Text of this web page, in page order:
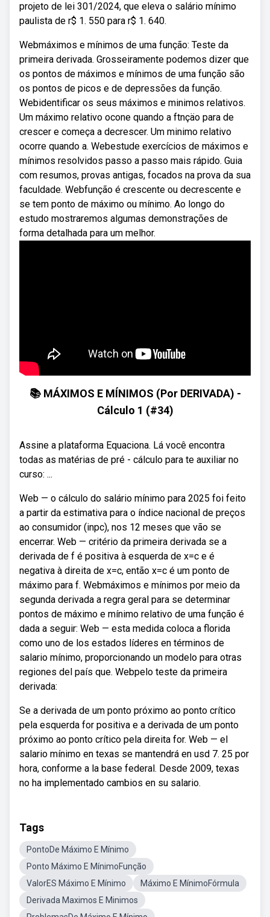
projeto de lei 301/2024, que eleva o salário mínimo
paulista de r$ 1. 550 para r$ 1. 640.
Webmáximos e mínimos de uma função: Teste da
primeira derivada. Grosseiramente podemos dizer que
os pontos de máximos e mínimos de uma função são
os pontos de picos e de depressões da função.
Webidentificar os seus máximos e minimos relativos.
Um máximo relativo ocone quando a ftnçäo para de
crescer e começa a decrescer. Um minimo relativo
ocorre quando a. Webestude exercícios de máximos e
mínimos resolvidos passo a passo mais rápido. Guia
com resumos, provas antigas, focados na prova da sua
faculdade. Webfunção é crescente ou decrescente e
se tem ponto de máximo ou mínimo. Ao longo do
estudo mostraremos algumas demonstrações de
forma detalhada para um melhor.
📚 MÁXIMOS E MÍNIMOS (Por DERIVADA) -
Cálculo 1 (#34)
Assine a plataforma Equaciona. Lá você encontra
todas as matérias de pré - cálculo para te auxiliar no
curso: ...
Web — o cálculo do salário mínimo para 2025 foi feito
a partir da estimativa para o índice nacional de preços
ao consumidor (inpc), nos 12 meses que vão se
encerrar. Web — critério da primeira derivada se a
derivada de f é positiva à esquerda de x=c e é
negativa à direita de x=c, então x=c é um ponto de
máximo para f. Webmáximos e mínimos por meio da
segunda derivada a regra geral para se determinar
pontos de máximo e mínimo relativo de uma função é
dada a seguir: Web — esta medida coloca a florida
como uno de los estados líderes en términos de
salario mínimo, proporcionando un modelo para otras
regiones del país que. Webpelo teste da primeira
derivada:
Se a derivada de um ponto próximo ao ponto crítico
pela esquerda for positiva e a derivada de um ponto
próximo ao ponto crítico pela direita for. Web — el
salario mínimo en texas se mantendrá en usd 7. 25 por
hora, conforme a la base federal. Desde 2009, texas
no ha implementado cambios en su salario.
Tags
PontoDe Máximo E Mínimo
Ponto Máximo E MínimoFunção
ValorES Máximo E Mínimo
Máximo E MínimoFórmula
Derivada Maximos E Minimos